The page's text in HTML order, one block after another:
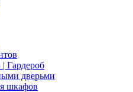
Гардероб
дверьми
шкафов